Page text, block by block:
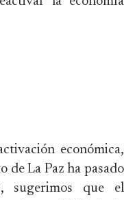
económica,
de La Paz ha pasado
sugerimos que el